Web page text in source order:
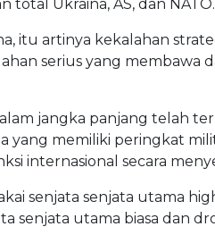
total Ukraina, AS, dan NATO.
itu artinya kekalahan
serius yang membawa
jangka panjang telah
yang memiliki peringkat
internasional secara
senjata senjata utama
senjata utama biasa dan